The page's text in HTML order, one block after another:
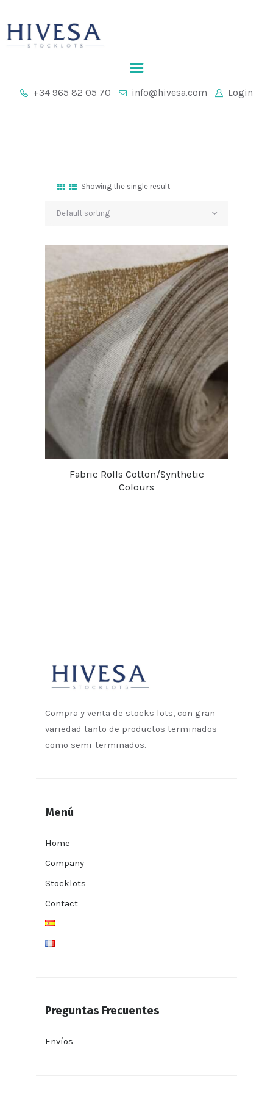
+34 965 82 05 70 info@hivesa.com Login
HOME
Showing the single result
Fabric Rolls Cotton/Synthetic
Colours
Compra y venta de stocks lots, con gran
variedad tanto de productos terminados
como semi-terminados.
Menú
Home
Company
Stocklots
Contact
Preguntas Frecuentes
Envíos